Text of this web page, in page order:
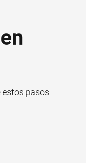
estos pasos